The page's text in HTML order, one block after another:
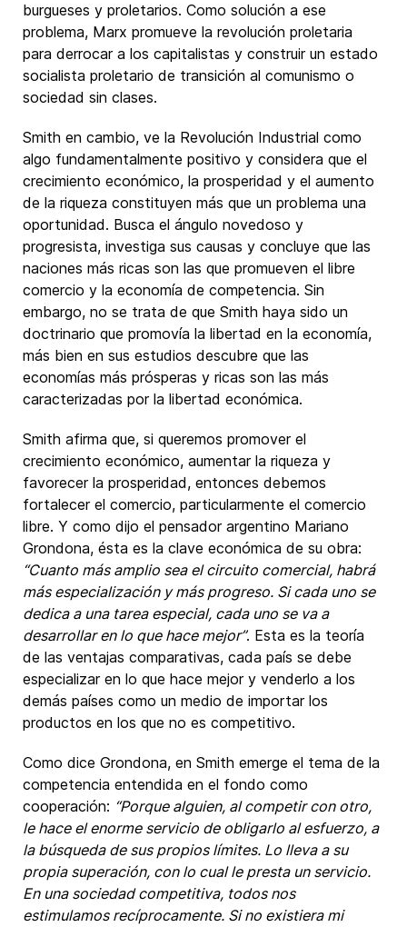
burgueses y proletarios. Como solución a ese
problema, Marx promueve la revolución proletaria
para derrocar a los capitalistas y construir un estado
socialista proletario de transición al comunismo o
sociedad sin clases.
Smith en cambio, ve la Revolución Industrial como
algo fundamentalmente positivo y considera que el
crecimiento económico, la prosperidad y el aumento
de la riqueza constituyen más que un problema una
oportunidad. Busca el ángulo novedoso y
progresista, investiga sus causas y concluye que las
naciones más ricas son las que promueven el libre
comercio y la economía de competencia. Sin
embargo, no se trata de que Smith haya sido un
doctrinario que promovía la libertad en la economía,
más bien en sus estudios descubre que las
economías más prósperas y ricas son las más
caracterizadas por la libertad económica.
Smith afirma que, si queremos promover el
crecimiento económico, aumentar la riqueza y
favorecer la prosperidad, entonces debemos
fortalecer el comercio, particularmente el comercio
libre. Y como dijo el pensador argentino Mariano
Grondona, ésta es la clave económica de su obra:
“Cuanto más amplio sea el circuito comercial, habrá
más especialización y más progreso. Si cada uno se
dedica a una tarea especial, cada uno se va a
desarrollar en lo que hace mejor”. Esta es la teoría
de las ventajas comparativas, cada país se debe
especializar en lo que hace mejor y venderlo a los
demás países como un medio de importar los
productos en los que no es competitivo.
Como dice Grondona, en Smith emerge el tema de la
competencia entendida en el fondo como
cooperación: “Porque alguien, al competir con otro,
le hace el enorme servicio de obligarlo al esfuerzo, a
la búsqueda de sus propios límites. Lo lleva a su
propia superación, con lo cual le presta un servicio.
En una sociedad competitiva, todos nos
estimulamos recíprocamente. Si no existiera mi